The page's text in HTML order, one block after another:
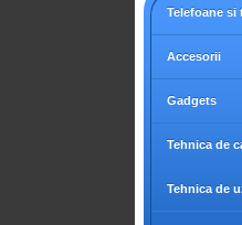
Telefoane si
Accesorii
Gadgets
Tehnica de
Tehnica de